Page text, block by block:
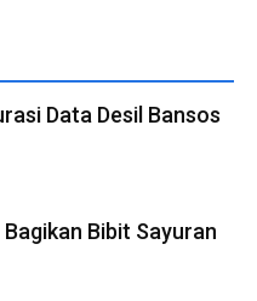
Data Desil Bansos
Bibit Sayuran